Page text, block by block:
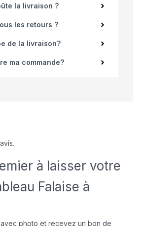
la livraison ?
les retours ?
de la livraison?
ma commande?
à laisser votre
Falaise à
avec photo et recevez un bon de